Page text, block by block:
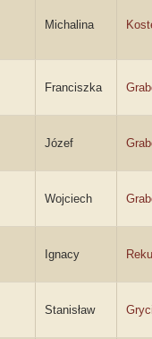
Michalina
Franciszka
Józef
Wojciech
Ignacy
Stanisław